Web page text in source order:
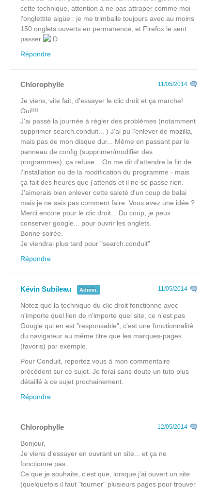
cette technique, attention à ne pas attraper comme moi
l'onglettite aigüe : je me trimballe toujours avec au moins
150 onglets ouverts en permanence, et Firefox le sent
passer
Répondre
Chlorophylle 11/05/2014
Je viens, vite fait, d'essayer le clic droit et ça marche!
Oui!!!!
J'ai passé la journée à régler des problèmes (notamment
supprimer search.conduit... ) J'ai pu l'enlever de mozilla,
mais pas de mon disque dur... Même en passant par le
panneau de config (supprimer/modifier des
programmes), ça refuse... On me dit d'attendre la fin de
l'installation ou de la modification du programme - mais
ça fait des heures que j'attends et il ne se passe rien.
J'aimerais bien enlever cette saleté d'un coup de balai
mais je ne sais pas comment faire. Vous avez une idée ?
Merci encore pour le clic droit... Du coup, je peux
conserver google... pour ouvrir les onglets.
Bonne soirée.
Je viendrai plus tard pour "search.conduit"
Répondre
Kévin Subileau Admin. 11/05/2014
Notez que la technique du clic droit fonctionne avec
n'importe quel lien de n'importe quel site, ce n'est pas
Google qui en est "responsable", c'est une fonctionnalité
du navigateur au même titre que les marques-pages
(favoris) par exemple.
Pour Conduit, reportez vous à mon commentaire
précédent sur ce sujet. Je ferai sans doute un tuto plus
détaillé à ce sujet prochainement.
Répondre
Chlorophylle 12/05/2014
Bonjour,
Je viens d'essayer en ouvrant un site... et ça ne
fonctionne pas...
Ce que je souhaite, c'est que, lorsque j'ai ouvert un site
(quelquefois il faut "tourner" plusieurs pages pour trouver